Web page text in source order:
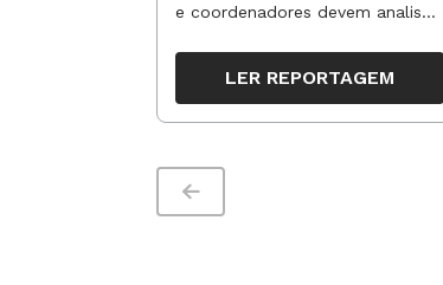
e coordenadores devem analisar
organizar ações para orientar o
trabalho pedagógico ao longo
do período
LER REPORTAGEM